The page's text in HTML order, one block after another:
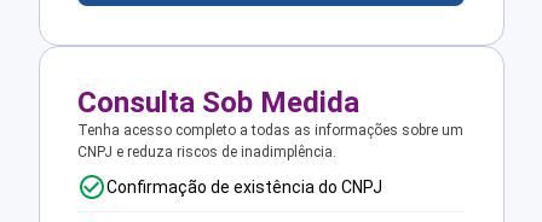
Consulta Sob Medida
Tenha acesso completo a todas as informações sobre um
CNPJ e reduza riscos de inadimplência.
Confirmação de existência do CNPJ